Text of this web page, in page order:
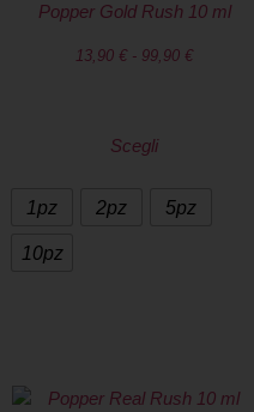
Popper Gold Rush 10 ml
13,90 € - 99,90 €
Scegli
1pz 2pz 5pz
10pz